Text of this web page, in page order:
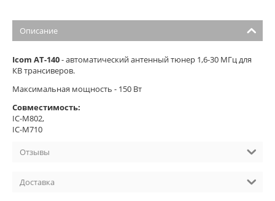
Описание
Icom AT-140​- автоматический антенный тюнер 1,6-30 МГц для
КВ трансиверов.
Максимальная мощность - 150 Вт
Совместимость:
IC-M802,
IC-M710
Отзывы
Доставка